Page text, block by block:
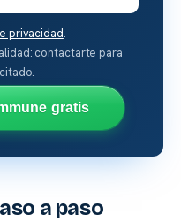
privacidad.
contactarte para
gratis
a paso